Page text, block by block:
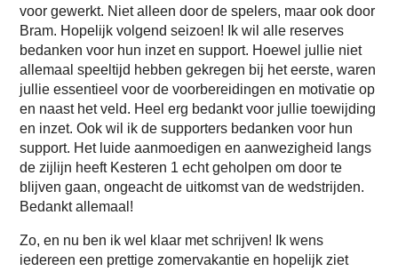
voor gewerkt. Niet alleen door de spelers, maar ook door
Bram. Hopelijk volgend seizoen! Ik wil alle reserves
bedanken voor hun inzet en support. Hoewel jullie niet
allemaal speeltijd hebben gekregen bij het eerste, waren
jullie essentieel voor de voorbereidingen en motivatie op
en naast het veld. Heel erg bedankt voor jullie toewijding
en inzet. Ook wil ik de supporters bedanken voor hun
support. Het luide aanmoedigen en aanwezigheid langs
de zijlijn heeft Kesteren 1 echt geholpen om door te
blijven gaan, ongeacht de uitkomst van de wedstrijden.
Bedankt allemaal!
Zo, en nu ben ik wel klaar met schrijven! Ik wens
iedereen een prettige zomervakantie en hopelijk ziet